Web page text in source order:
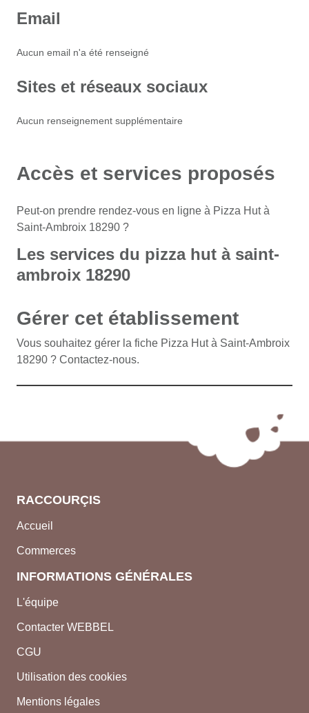
Email
Aucun email n'a été renseigné
Sites et réseaux sociaux
Aucun renseignement supplémentaire
Accès et services proposés
Peut-on prendre rendez-vous en ligne à Pizza Hut à
Saint-Ambroix 18290 ?
Les services du pizza hut à saint-
ambroix 18290
Gérer cet établissement
Vous souhaitez gérer la fiche Pizza Hut à Saint-Ambroix
18290 ? Contactez-nous.
RACCOURÇIS
Accueil
Commerces
INFORMATIONS GÉNÉRALES
L'équipe
Contacter WEBBEL
CGU
Utilisation des cookies
Mentions légales